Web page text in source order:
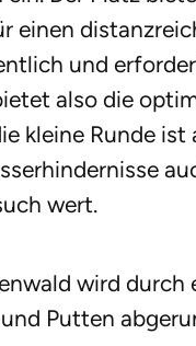
einen
und
also die
kleine Runde
wert.
wird durch
Putten